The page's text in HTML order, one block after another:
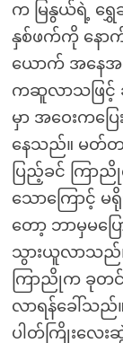
က မြနွယ်ရဲ့ ရွှ
နှစ်ဖက်ကို နော
ယောက် အနေ
ကဆူလာသဖြင့်
မှာ အဝေးကပ
နေသည်။ မတ်တ
ပြည့်ခင် ကြာ
သောကြောင့်
တော့ ဘာမှမပ
သွားယူလာသည်
ကြာညိုက ခုတင်
လာရန်ခေါ်သည်
ပါတ်ကြိုးလေ